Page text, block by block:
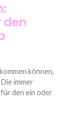
den
können,
immer
den ein oder